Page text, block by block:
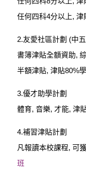
任何四科4分以上, 津
2.友愛社區計劃 (中
書簿津貼全額資助,
半額津貼, 津貼80%
3.優才助學計劃
體育, 音樂, 才能, 津
4.補習津貼計劃
凡報讀本校課程, 可
班